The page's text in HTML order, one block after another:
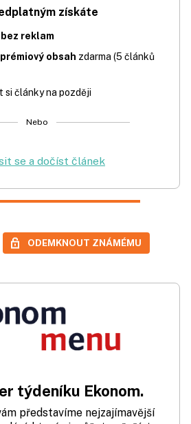
získáte
bez reklam
obsah zdarma (5 článků
si články na později
Nebo
se a dočíst článek
ODEMKNOUT ZNÁMÉMU
týdeníku Ekonom.
představíme nejzajímavější